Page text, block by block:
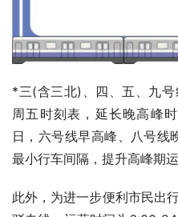
*三(含三北)、四、五、九
周五时刻表，延长晚高峰
日，六号线早高峰、八号线
最小行车间隔，提升高峰期运
此外，为进一步便利市民出